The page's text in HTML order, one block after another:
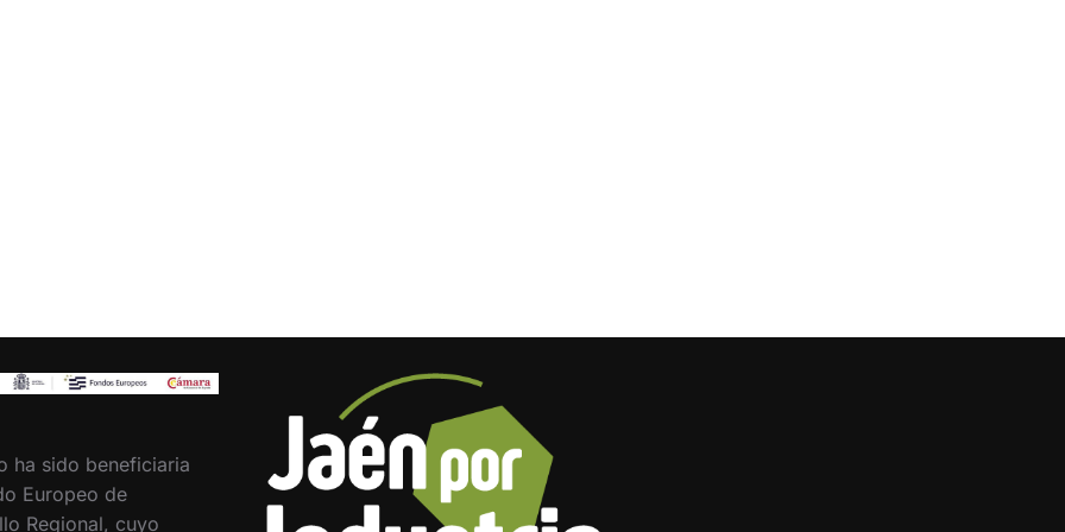
ha sido beneficiaria
Europeo de
Regional, cuyo